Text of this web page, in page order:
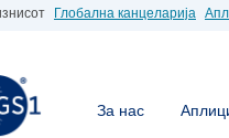
Глобална канцеларија
За нас